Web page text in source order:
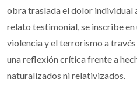
obra traslada el dolor individual
relato testimonial, se inscribe
violencia y el terrorismo a
una reflexión crítica frente a
naturalizados ni relativizados.